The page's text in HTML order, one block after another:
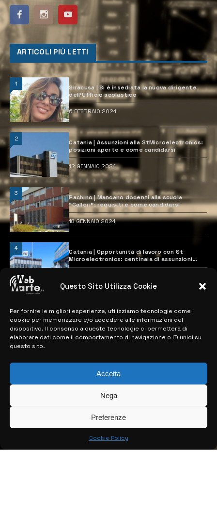
Questo Sito Utilizza Cookie
Per fornire le migliori esperienze, utilizziamo tecnologie come i
cookie per memorizzare e/o accedere alle informazioni del
dispositivo. Il consenso a queste tecnologie ci permetterà di
elaborare dati come il comportamento di navigazione o ID unici su
questo sito.
Accetta
Nega
Preferenze
Cookie Policy
ARTICOLI PIÙ LETTI
1
Siracusa | Si è insediata la nuova dirigente
dell’Ufficio scolastico
6 FEBBRAIO 2024
2
Catania | Assunzioni alla StMicroelectronics:
posizioni aperte e come candidarsi
12 GENNAIO 2024
3
Pachino | Mancano docenti alla scuola
“Calleri”: requisiti e come candidarsi
18 GENNAIO 2024
4
Catania | Opportunità di lavoro con St
Microelectronics: centinaia di assunzioni
previste
MAPPA DEL SITO
> NOTIZIE